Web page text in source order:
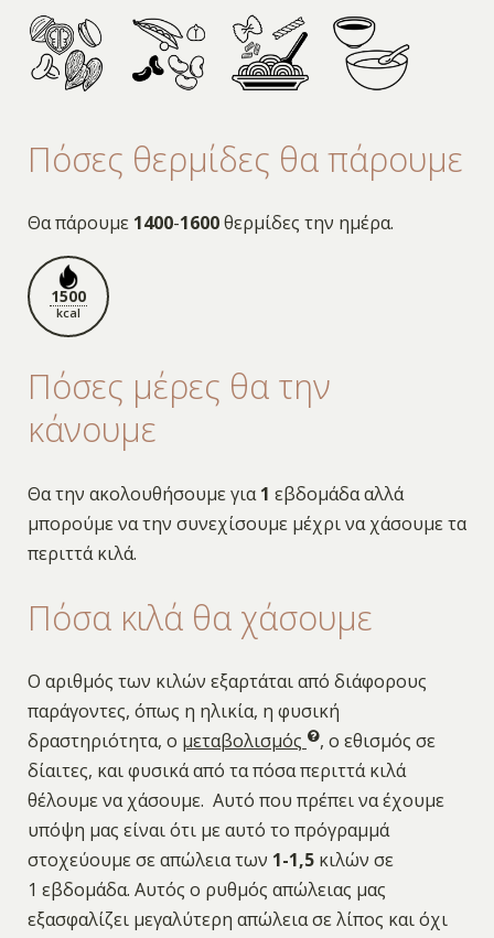
Πόσες θερμίδες θα πάρουμε
Θα πάρουμε 1400-1600θερμίδες την ημέρα.
1500
kcal
Πόσες μέρες θα την
κάνουμε
Θα την ακολουθήσουμε για1 εβδομάδα αλλά
μπορούμε να την συνεχίσουμε μέχρι να χάσουμε τα
περιττά κιλά.
Πόσα κιλά θα χάσουμε
Ο αριθμός των κιλών εξαρτάται από διάφορους
παράγοντες, όπως η ηλικία, η φυσική
δραστηριότητα, ο μεταβολισμός
, ο εθισμός σε
δίαιτες, και φυσικά από τα πόσα περιττά κιλά
θέλουμε να χάσουμε. Αυτό που πρέπει να έχουμε
υπόψη μας είναι ότι με αυτό το πρόγραμμά
στοχεύουμε σε απώλεια των 1-1,5κιλών σε
1 εβδομάδα. Αυτός ο ρυθμός απώλειας μας
εξασφαλίζει μεγαλύτερη απώλεια σε λίπος και όχι